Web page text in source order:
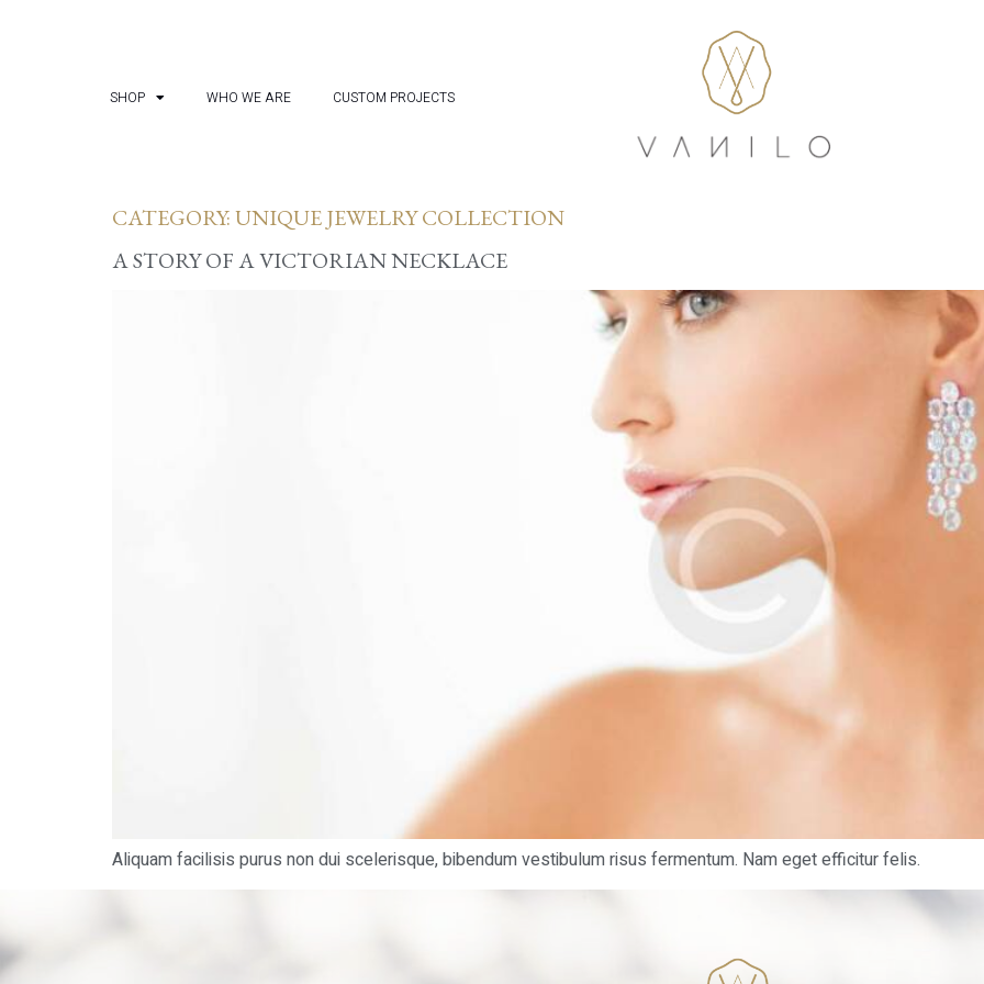
SHOP WHO WE ARE CUSTOM PROJECTS
CATEGORY:UNIQUE JEWELRY COLLECTION
A STORY OF A VICTORIAN NECKLACE
Aliquam facilisis purus non dui scelerisque, bibendum vestibulum risus fermentum. Nam eget efficitur felis.